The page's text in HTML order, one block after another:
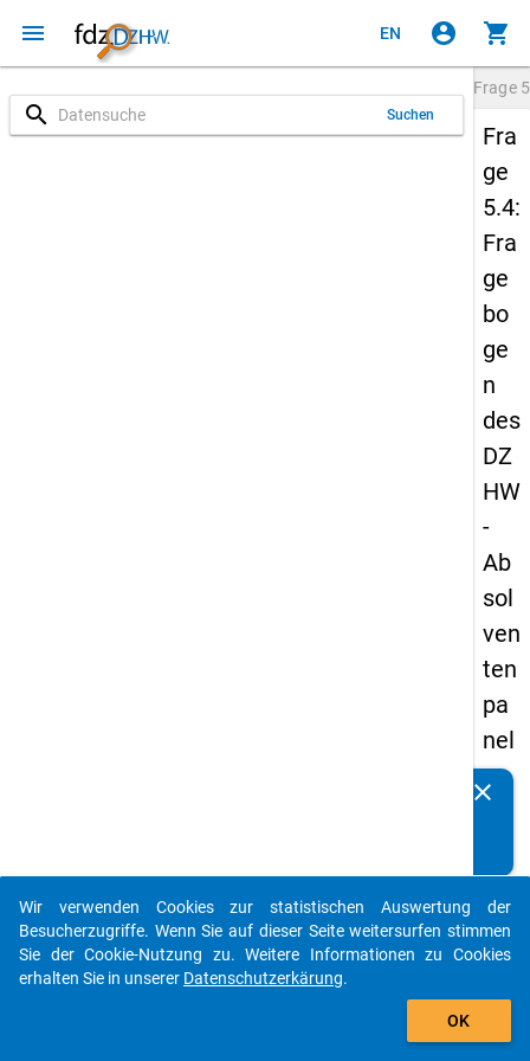
menu EN account_circle shopping_cart
search Suchen
Frage
Fra
ge
5.4:
Fra
ge
bo
ge
n
des
DZ
HW
-
Ab
sol
ven
ten
pa
nel
s
-
ers
te
clear
auto_stories
add_shopping_cart
Wir verwenden Cookies zur statistischen Auswertung der
Besucherzugriffe. Wenn Sie auf dieser Seite weitersurfen stimmen
Sie der Cookie-Nutzung zu. Weitere Informationen zu Cookies
erhalten Sie in unserer Datenschutzerkärung.
OK